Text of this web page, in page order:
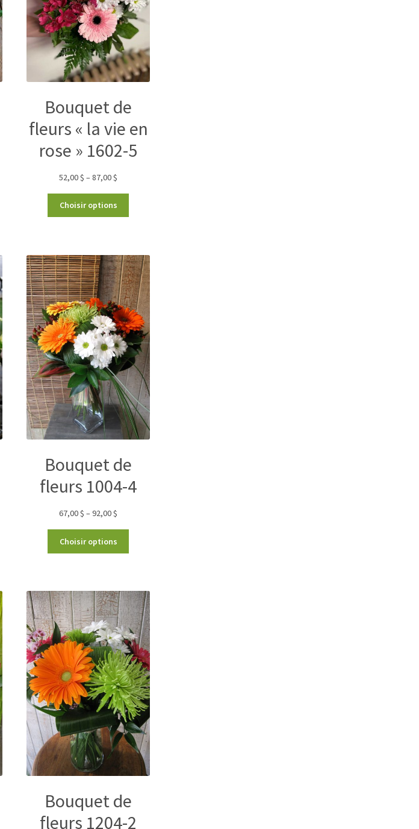
Bouquet de
fleurs « la vie en
rose » 1602-5
52,00$ –87,00$
Choisir options
Bouquet de
fleurs 1004-4
67,00$ –92,00$
Choisir options
Bouquet de
fleurs 1204-2